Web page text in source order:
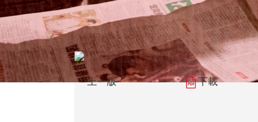
上一版 下載